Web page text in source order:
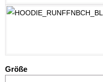
Größeauswählen